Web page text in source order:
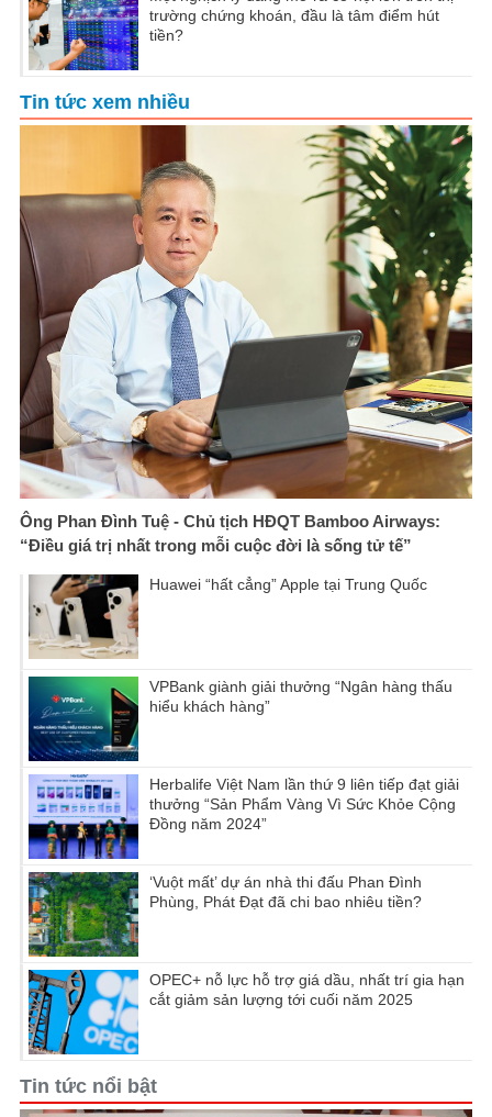
trường chứng khoán, đầu là tâm điểm hút
tiền?
Tin tức xem nhiều
Ông Phan Đình Tuệ - Chủ tịch HĐQT Bamboo Airways:
“Điều giá trị nhất trong mỗi cuộc đời là sống tử tế”
Huawei “hất cẳng” Apple tại Trung Quốc
VPBank giành giải thưởng “Ngân hàng thấu
hiểu khách hàng”
Herbalife Việt Nam lần thứ 9 liên tiếp đạt giải
thưởng “Sản Phẩm Vàng Vì Sức Khỏe Cộng
Đồng năm 2024”
‘Vuột mất’ dự án nhà thi đấu Phan Đình
Phùng, Phát Đạt đã chi bao nhiêu tiền?
OPEC+ nỗ lực hỗ trợ giá dầu, nhất trí gia hạn
cắt giảm sản lượng tới cuối năm 2025
Tin tức nổi bật